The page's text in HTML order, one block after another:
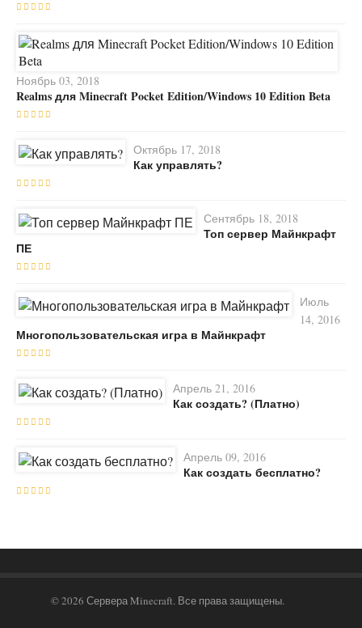
Ноябрь 03, 2018
Realms для Minecraft Pocket Edition/Windows 10 Edition Beta
Октябрь 17, 2018
Как управлять?
Сентябрь 18, 2018
Топ сервер Майнкрафт
ПЕ
Июль
14, 2016
Многопользовательская игра в Майнкрафт
Апрель 21, 2016
Как создать? (Платно)
Апрель 09, 2016
Как создать бесплатно?
© 2026 Сервера Minecraft. Все права защищены.